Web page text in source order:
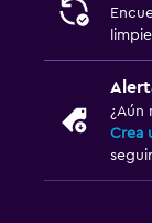
¿Aún
Crea